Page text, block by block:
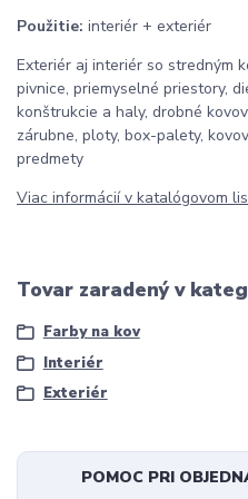
Použitie: interiér + exteriér
Exteriér aj interiér so stredným
pivnice, priemyselné priestory,
konštrukcie a haly, drobné
zárubne, ploty, box-palety,
predmety
Viac informácií v katalógovom
Tovar zaradený v
Farby na kov
Interiér
Exteriér
POMOC PRI